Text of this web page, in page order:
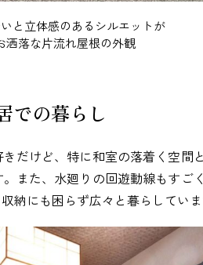
と立体感のあるシルエットが
洒落な片流れ屋根の外観
での暮らし
だけど、特に和室の落着く空間
また、水廻りの回遊動線もすご
納にも困らず広々と暮らしていま